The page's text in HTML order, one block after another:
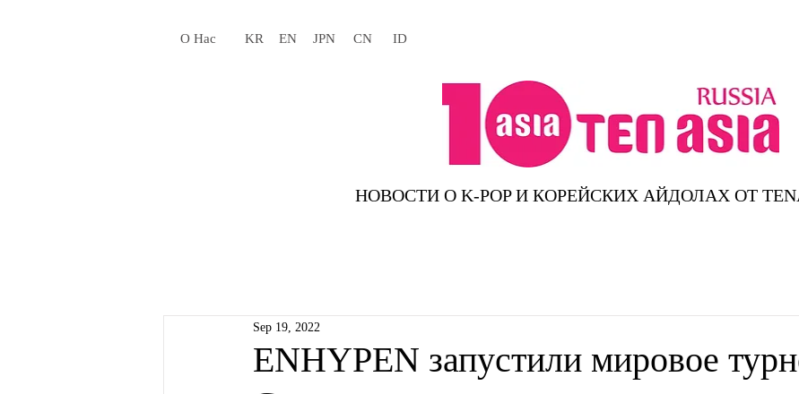
О Нас KR EN JPN CN ID
НОВОСТИ О K-POP И КОРЕЙСКИХ АЙДОЛАХ ОТ
ENHYPEN запустили мировое
Sep 19, 2022